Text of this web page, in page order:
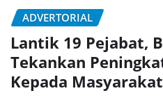
ADVERTORIAL
Lantik 19 Pejabat,
Tekankan
Kepada Masyarakat